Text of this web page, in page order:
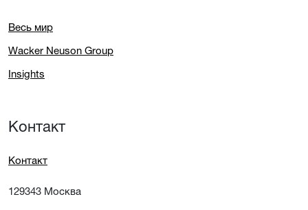
Весь мир
Wacker Neuson Group
Insights
Контакт
Контакт
129343 Москва